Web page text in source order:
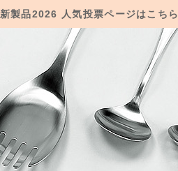
新製品2026 人気投票ページはこちら